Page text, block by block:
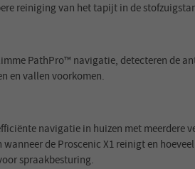
reiniging van het tapijt in de
PathPro™ navigatie, detecteren de
en vallen voorkomen.
navigatie in huizen met meerdere
de Proscenic X1 reinigt en
spraakbesturing.